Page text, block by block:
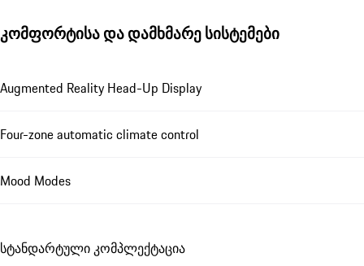
კომფორტისა და დამხმარე სისტემები
Augmented Reality Head-Up Display
Four-zone automatic climate control
Mood Modes
სტანდარტული კომპლექტაცია